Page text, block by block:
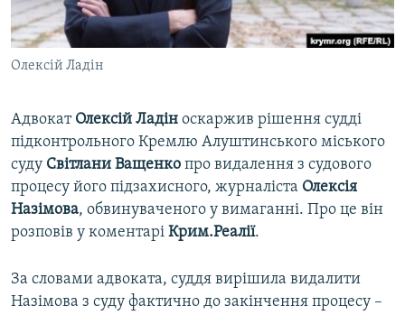
СВІДЧЕННЯ ОКУПАЦІЇ
УКРАЇНСЬКА ПРОБЛЕМА КРИМУ
ІНФОГРАФІКА
Qırımtatar
ДОЛУЧАЙСЯ!
Усі сайти RFE/RL
Олексій Ладін
Адвокат Олексій Ладін оскаржив рішення судді
підконтрольного Кремлю Алуштинського міського
суду Світлани Ващенко про видалення з судового
процесу його підзахисного, журналіста Олексія
Назімова, обвинуваченого у вимаганні. Про це він
розповів у коментарі Крим.Реалії.
За словами адвоката, суддя вирішила видалити
Назімова з суду фактично до закінчення процесу –